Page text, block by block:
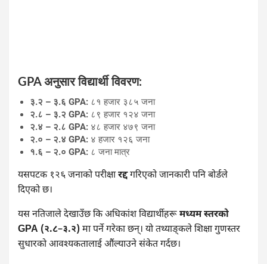
GPA अनुसार विद्यार्थी विवरण:
३.२ – ३.६ GPA: ८१ हजार ३८५ जना
२.८ – ३.२ GPA: ८९ हजार १२४ जना
२.४ – २.८ GPA: ४८ हजार ४७९ जना
२.० – २.४ GPA: ४ हजार १२६ जना
१.६ – २.० GPA: ८ जना मात्र
यसपटक १२६ जनाको परीक्षारद्दगरिएको जानकारी पनि बोर्डले
दिएको छ।
यस नतिजाले देखाउँछ कि अधिकांश विद्यार्थीहरूमध्यम स्तरको
GPA (२.८–३.२) मा पर्ने गरेका छन्। यो तथ्याङ्कले शिक्षा गुणस्तर
सुधारको आवश्यकतालाई औंल्याउने संकेत गर्दछ।